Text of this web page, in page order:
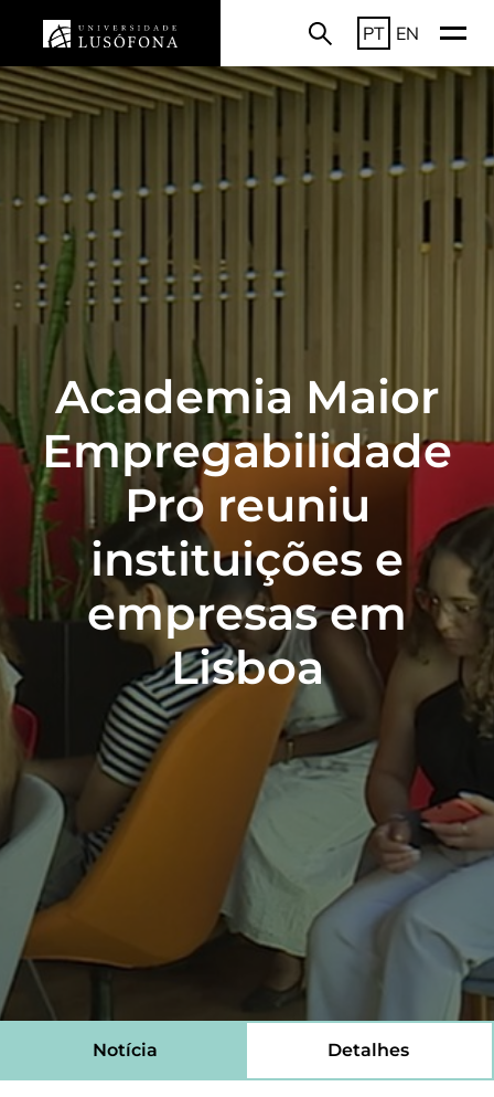
PT EN
Academia Maior
Empregabilidade
Pro reuniu
instituições e
empresas em
Lisboa
Notícia Detalhes